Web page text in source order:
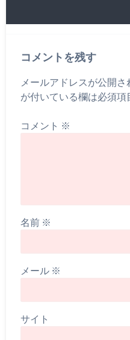
コメントを残す
メールアドレスが公開さ
が付いている欄は必須項
コメント ※
名前 ※
メール ※
サイト